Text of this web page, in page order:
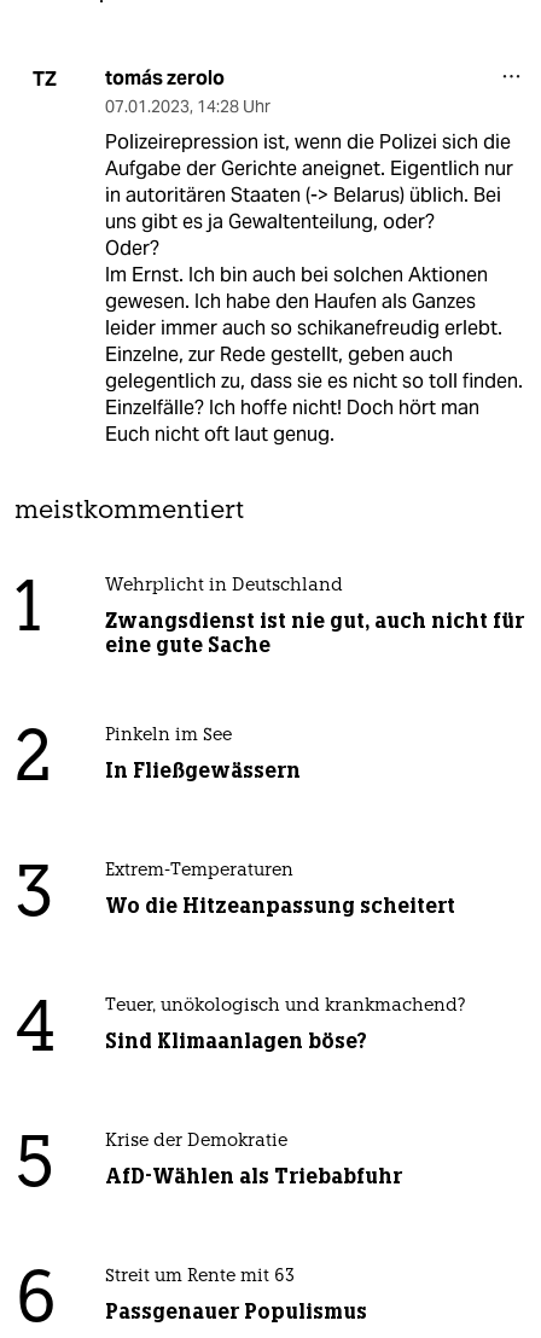
TZ tomás zerolo
07.01.2023, 14:28 Uhr
Polizeirepression ist, wenn die Polizei sich die
Aufgabe der Gerichte aneignet. Eigentlich nur
in autoritären Staaten (-> Belarus) üblich. Bei
uns gibt es ja Gewaltenteilung, oder?
Oder?
Im Ernst. Ich bin auch bei solchen Aktionen
gewesen. Ich habe den Haufen als Ganzes
leider immer auch so schikanefreudig erlebt.
Einzelne, zur Rede gestellt, geben auch
gelegentlich zu, dass sie es nicht so toll finden.
Einzelfälle? Ich hoffe nicht! Doch hört man
Euch nicht oft laut genug.
meistkommentiert
1 Wehrplicht in Deutschland
Zwangsdienst ist nie gut, auch nicht für
eine gute Sache
2 Pinkeln im See
In Fließgewässern
3 Extrem-Temperaturen
Wo die Hitzeanpassung scheitert
4 Teuer, unökologisch und krankmachend?
Sind Klimaanlagen böse?
5 Krise der Demokratie
AfD-Wählen als Triebabfuhr
6 Streit um Rente mit 63
Passgenauer Populismus